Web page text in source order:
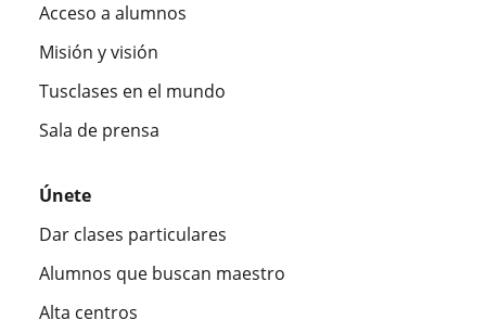
Acceso a alumnos
Misión y visión
Tusclases en el mundo
Sala de prensa
Únete
Dar clases particulares
Alumnos que buscan maestro
Alta centros